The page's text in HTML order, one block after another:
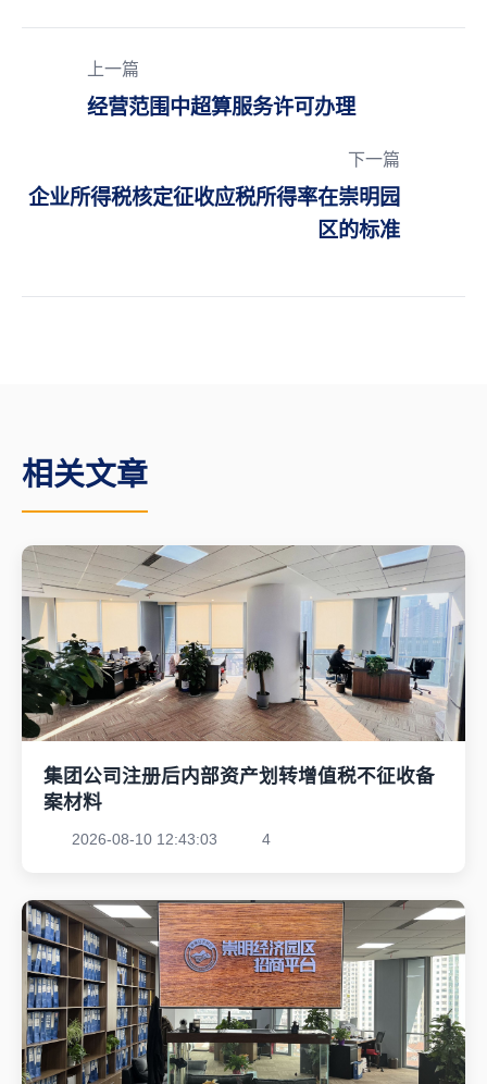
上一篇
经营范围中超算服务许可办理
下一篇
企业所得税核定征收应税所得率在崇明园
区的标准
相关文章
集团公司注册后内部资产划转增值税不征收备
案材料
2026-08-10 12:43:03 4